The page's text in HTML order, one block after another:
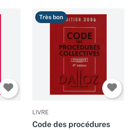
Très bon
LIVRE
Code des procédures